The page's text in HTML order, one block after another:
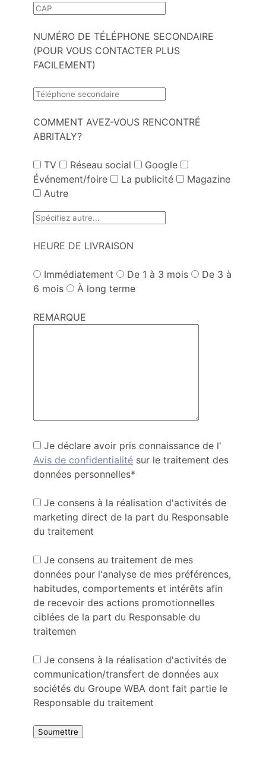
NUMÉRO DE TÉLÉPHONE SECONDAIRE
(POUR VOUS CONTACTER PLUS
FACILEMENT)
COMMENT AVEZ-VOUS RENCONTRÉ
ABRITALY?
TV Réseau social
Google
Événement/foire
La publicité
Magazine
Autre
HEURE DE LIVRAISON
Immédiatement De 1 à 3 mois
De 3 à
6 mois
À long terme
REMARQUE
Je déclare avoir pris connaissance de l'
Avis de confidentialité sur le traitement des
données personnelles*
Je consens à la réalisation d'activités de
marketing direct de la part du Responsable
du traitement
Je consens au traitement de mes
données pour l'analyse de mes préférences,
habitudes, comportements et intérêts afin
de recevoir des actions promotionnelles
ciblées de la part du Responsable du
traitemen
Je consens à la réalisation d'activités de
communication/transfert de données aux
sociétés du Groupe WBA dont fait partie le
Responsable du traitement